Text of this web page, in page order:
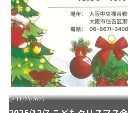
11/23/2025